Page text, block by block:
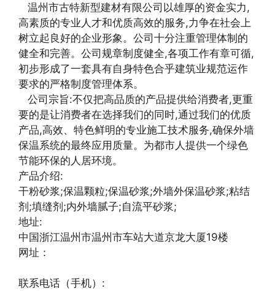
温州市古特新型建材有限公司以雄厚的资金实力,
高素质的专业人才和优质高效的服务,力争在社会上
树立起良好的企业形象。公司十分注重管理体制的
健全和完善。公司规章制度健全,各项工作有章可循,
初步形成了一套具有自身特色合乎建筑业规范运作
要求的严格制度管理体系。
公司宗旨:不仅把高品质的产品提供给消费者,更重
要的是让消费者在选择我们的同时,通过我们的优质
产品,高效、特色鲜明的专业施工技术服务,确保外墙
保温系统的最终应用质量。为都市人提供一个绿色
节能环保的人居环境。
产品介绍:
干粉砂浆;保温颗粒;保温砂浆;外墙外保温砂浆;粘结
剂;填缝剂;内外墙腻子;自流平砂浆;
地址:
中国浙江温州市温州市车站大道京龙大厦19楼
网址：
联系电话（手机）: